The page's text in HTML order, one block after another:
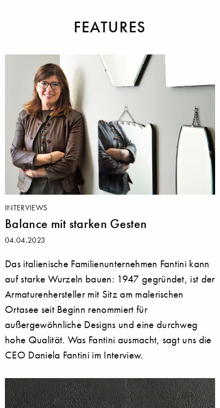
SALVATORI +FEATURES
INTERVIEWS
Balance mit starken Gesten
04.04.2023
Das italienische Familienunternehmen Fantini kann
auf starke Wurzeln bauen: 1947 gegründet, ist der
Armaturenhersteller mit Sitz am malerischen
Ortasee seit Beginn renommiert für
außergewöhnliche Designs und eine durchweg
hohe Qualität. Was Fantini ausmacht, sagt uns die
CEO Daniela Fantini im Interview.